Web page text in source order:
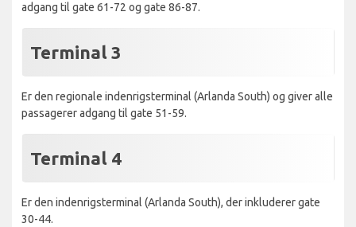
adgang til gate 61-72 og gate 86-87.
Terminal 3
Er den regionale indenrigsterminal (Arlanda South) og giver alle
passagerer adgang til gate 51-59.
Terminal 4
Er den indenrigsterminal (Arlanda South), der inkluderer gate
30-44.